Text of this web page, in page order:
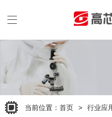
导
当前位置： 首页 > 行业应